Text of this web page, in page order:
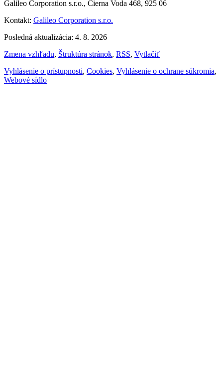
Galileo Corporation s.r.o., Čierna Voda 468, 925 06
Kontakt: Galileo Corporation s.r.o.
Posledná aktualizácia: 4. 8. 2026
Zmena vzhľadu, Štruktúra stránok, RSS, Vytlačiť
Vyhlásenie o prístupnosti, Cookies, Vyhlásenie o ochrane súkromia,
Webové sídlo